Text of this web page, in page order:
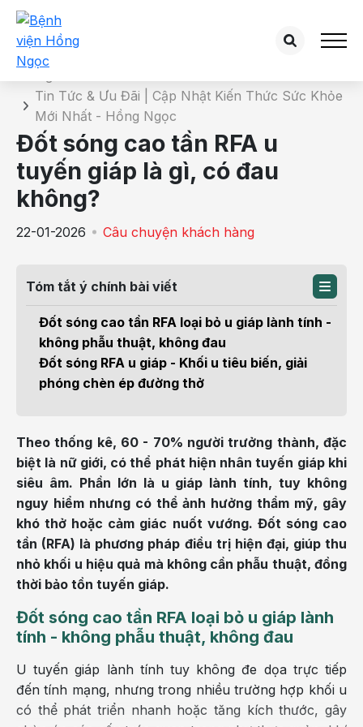
Chi tiết tin tức
Tin Tức & Ưu Đãi | Cập Nhật Kiến Thức Sức Khỏe
Mới Nhất - Hồng Ngọc
Đốt sóng cao tần RFA u
tuyến giáp là gì, có đau
không?
22-01-2026 Câu chuyện khách hàng
Tóm tắt ý chính bài viết
Đốt sóng cao tần RFA loại bỏ u giáp lành tính -
không phẫu thuật, không đau
Đốt sóng RFA u giáp - Khối u tiêu biến, giải
phóng chèn ép đường thở
Theo thống kê, 60 - 70% người trưởng thành, đặc
biệt là nữ giới, có thể phát hiện nhân tuyến giáp khi
siêu âm. Phần lớn là u giáp lành tính, tuy không
nguy hiểm nhưng có thể ảnh hưởng thẩm mỹ, gây
khó thở hoặc cảm giác nuốt vướng. Đốt sóng cao
tần (RFA) là phương pháp điều trị hiện đại, giúp thu
nhỏ khối u hiệu quả mà không cần phẫu thuật, đồng
thời bảo tồn tuyến giáp.
Đốt sóng cao tần RFA loại bỏ u giáp lành
tính - không phẫu thuật, không đau
U tuyến giáp lành tính tuy không đe dọa trực tiếp
đến tính mạng, nhưng trong nhiều trường hợp khối u
có thể phát triển nhanh hoặc tăng kích thước, gây